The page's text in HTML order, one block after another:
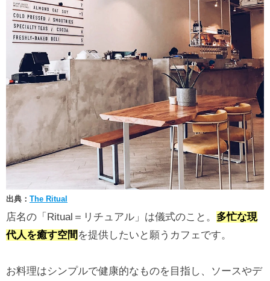
出典： The Ritual
店名の「Ritual＝リチュアル」は儀式のこと。 多忙な現
代人を癒す空間 を提供したいと願うカフェです。
お料理はシンプルで健康的なものを目指し、ソースやデ